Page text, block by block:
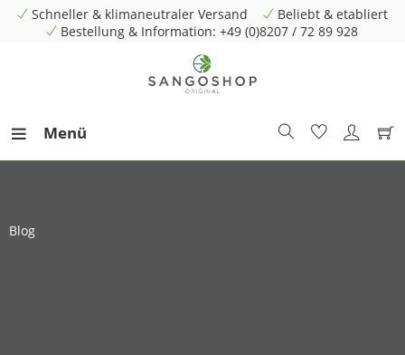
Schneller & klimaneutraler Versand
Beliebt & etabliert
Bestellung & Information: +49 (0)8207 / 72 89 928
Menü
Blog